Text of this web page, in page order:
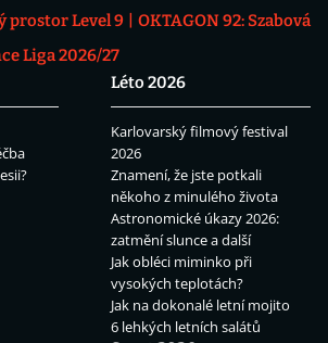
prostor Level 9
OKTAGON 92: Szabová
Liga 2026/27
Léto 2026
Karlovarský filmový festival
2026
Znamení, že jste potkali
někoho z minulého života
Astronomické úkazy 2026:
zatmění slunce a další
Jak obléci miminko při
vysokých teplotách?
Jak na dokonalé letní mojito
6 lehkých letních salátů